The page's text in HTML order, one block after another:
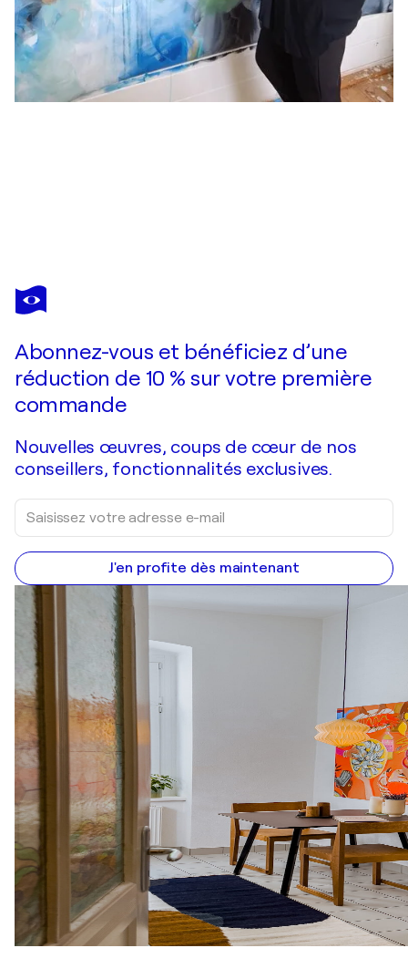
SUSAN WOOLER
Stars in their baby blankets
Abonnez-vous et bénéficiez d’une
réduction de 10 % sur votre première
commande
Nouvelles œuvres, coups de cœur de nos
conseillers, fonctionnalités exclusives.
J'en profite dès maintenant